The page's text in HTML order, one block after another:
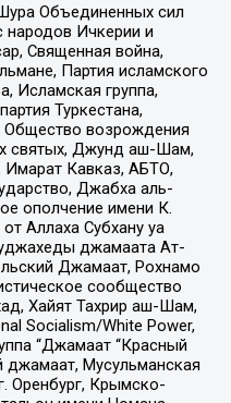
Объединенных сил
народов Ичкерии и
Священная война,
Партия исламского
Исламская группа,
Туркестана,
возрождения
святых, Джунд аш-Шам,
Кавказ, АБТО,
Джабха аль-
ополчение имени К.
Аллаха Субхану уа
джамаата Ат-
Джамаат, Рохнамо
сообщество
Хайят Тахрир аш-Шам,
Socialism/White Power,
“Джамаат “Красный
джамаат, Мусульманская
Оренбург, Крымско-